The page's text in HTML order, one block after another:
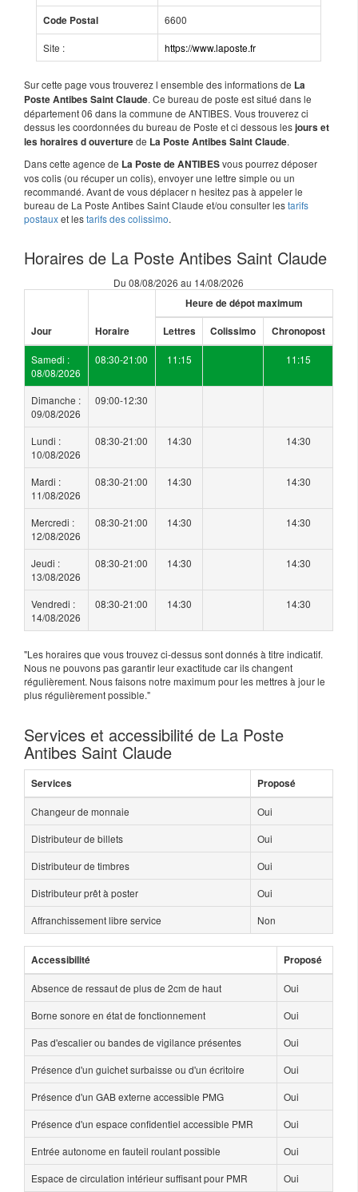
Code Postal 6600
Site : https://www.laposte.fr
Sur cette page vous trouverez l ensemble des informations de La
Poste Antibes Saint Claude. Ce bureau de poste est situé dans le
département 06 dans la commune de ANTIBES. Vous trouverez ci
dessus les coordonnées du bureau de Poste et ci dessous lesjours et
les horaires d ouverturede La Poste Antibes Saint Claude.
Dans cette agence de La Poste de ANTIBESvous pourrez déposer
vos colis (ou récuper un colis), envoyer une lettre simple ou un
recommandé. Avant de vous déplacer n hesitez pas à appeler le
bureau de La Poste Antibes Saint Claude et/ou consulter lestarifs
postauxet lestarifs des colissimo.
Horaires de La Poste Antibes Saint Claude
Du 08/08/2026 au 14/08/2026
Jour Horaire
Heure de dépot maximum
Lettres Colissimo Chronopost
Samedi :
08/08/2026
08:30-21:00 11:15 11:15
Dimanche :
09/08/2026
09:00-12:30
Lundi :
10/08/2026
08:30-21:00 14:30 14:30
Mardi :
11/08/2026
08:30-21:00 14:30 14:30
Mercredi :
12/08/2026
08:30-21:00 14:30 14:30
Jeudi :
13/08/2026
08:30-21:00 14:30 14:30
Vendredi :
14/08/2026
08:30-21:00 14:30 14:30
"Les horaires que vous trouvez ci-dessus sont donnés à titre indicatif.
Nous ne pouvons pas garantir leur exactitude car ils changent
régulièrement. Nous faisons notre maximum pour les mettres à jour le
plus régulièrement possible."
Services et accessibilité de La Poste
Antibes Saint Claude
Services Proposé
Changeur de monnaie
Oui
Distributeur de billets
Oui
Distributeur de timbres
Oui
Distributeur prêt à poster
Oui
Affranchissement libre service
Non
Accessibilité Proposé
Absence de ressaut de plus de 2cm de haut
Oui
Borne sonore en état de fonctionnement
Oui
Pas d'escalier ou bandes de vigilance présentes
Oui
Présence d'un guichet surbaisse ou d'un écritoire
Oui
Présence d'un GAB externe accessible PMG
Oui
Présence d'un espace confidentiel accessible PMR
Oui
Entrée autonome en fauteil roulant possible
Oui
Espace de circulation intérieur suffisant pour PMR
Oui